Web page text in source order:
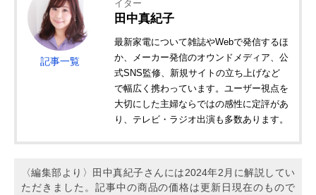
記事一覧
イター
田中真紀子
最新家電について雑誌やWebで発信するほ
か、メーカー発信のオウンドメディア、公
式SNS監修、新規サイトの立ち上げなど
で幅広く携わっています。ユーザー視点を
大切にした主婦ならではの感性に定評があ
り、テレビ・ラジオ出演も多数あります。
〈編集部より〉田中真紀子さんには2024年2月に解説してい
ただきました。記事中の商品の価格は更新日現在のもので